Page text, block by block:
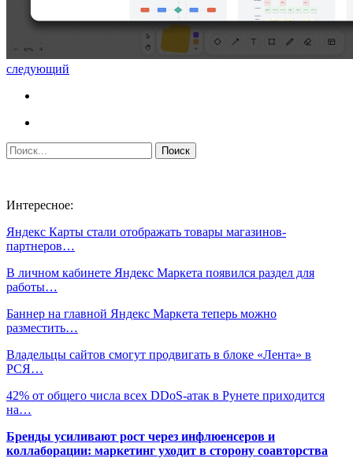
следующий
Интересное:
Яндекс Карты стали отображать товары магазинов-
партнеров…
В личном кабинете Яндекс Маркета появился раздел для
работы…
Баннер на главной Яндекс Маркета теперь можно
разместить…
Владельцы сайтов смогут продвигать в блоке «Лента» в
РСЯ…
42% от общего числа всех DDoS-атак в Рунете приходится
на…
Бренды усиливают рост через инфлюенсеров и
коллаборации: маркетинг уходит в сторону соавторства